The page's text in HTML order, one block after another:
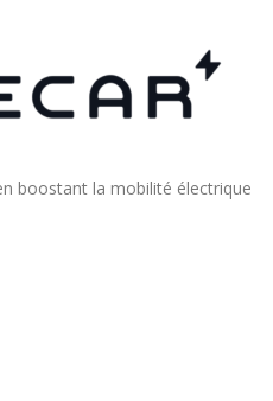
boostant la mobilité électrique